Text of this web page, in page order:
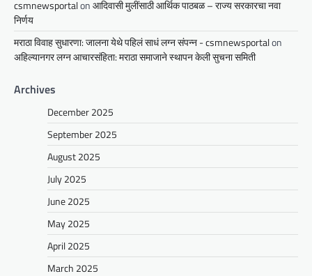
csmnewsportalonआदिवासी मुलींसाठी आर्थिक पाठबळ – राज्य सरकारचा नवा
निर्णय
मराठा विवाह सुधारणा: जालना येथे पहिलं साधं लग्न संपन्न - csmnewsportalon
अहिल्यानगर लग्न आचारसंहिता: मराठा समाजाने स्थापन केली सुचना समिती
Archives
December 2025
September 2025
August 2025
July 2025
June 2025
May 2025
April 2025
March 2025